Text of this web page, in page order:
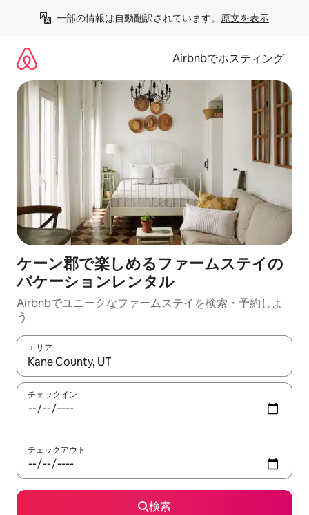
一部の情報は自動翻訳されています。 原文を表示
Airbnbでホスティング
ケーン郡で楽しめるファームステイの
バケーションレンタル
Airbnbでユニークなファームステイを検索・予約しよ
う
エリア
検索結果が表示されたら、上下の矢印キーを使って移動するか
チェックイン
チェックアウト
検索